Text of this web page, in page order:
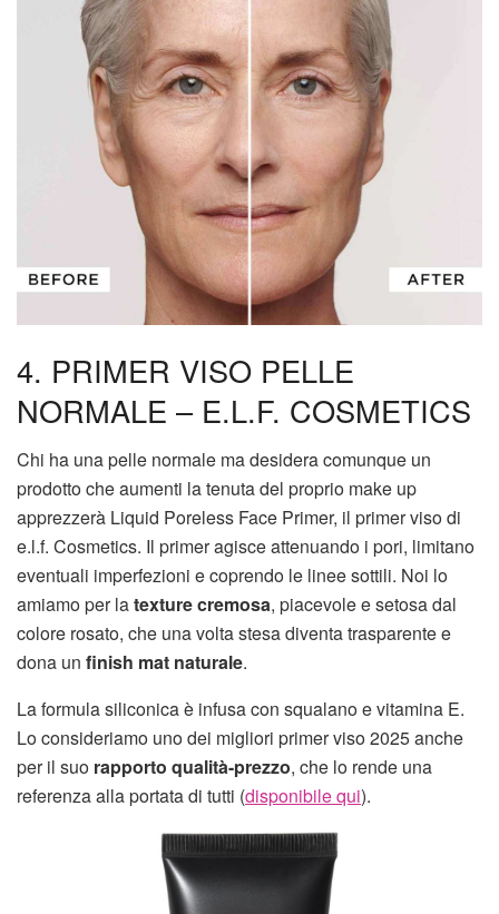
4. PRIMER VISO PELLE
NORMALE – E.L.F. COSMETICS
Chi ha una pelle normale ma desidera comunque un
prodotto che aumenti la tenuta del proprio make up
apprezzerà Liquid Poreless Face Primer, il primer viso di
e.l.f. Cosmetics. Il primer agisce attenuando i pori, limitano
eventuali imperfezioni e coprendo le linee sottili. Noi lo
amiamo per latexture cremosa, piacevole e setosa dal
colore rosato, che una volta stesa diventa trasparente e
dona un finish mat naturale.
La formula siliconica è infusa con squalano e vitamina E.
Lo consideriamo uno dei migliori primer viso 2025 anche
per il suo rapporto qualità-prezzo, che lo rende una
referenza alla portata di tutti (disponibile qui).